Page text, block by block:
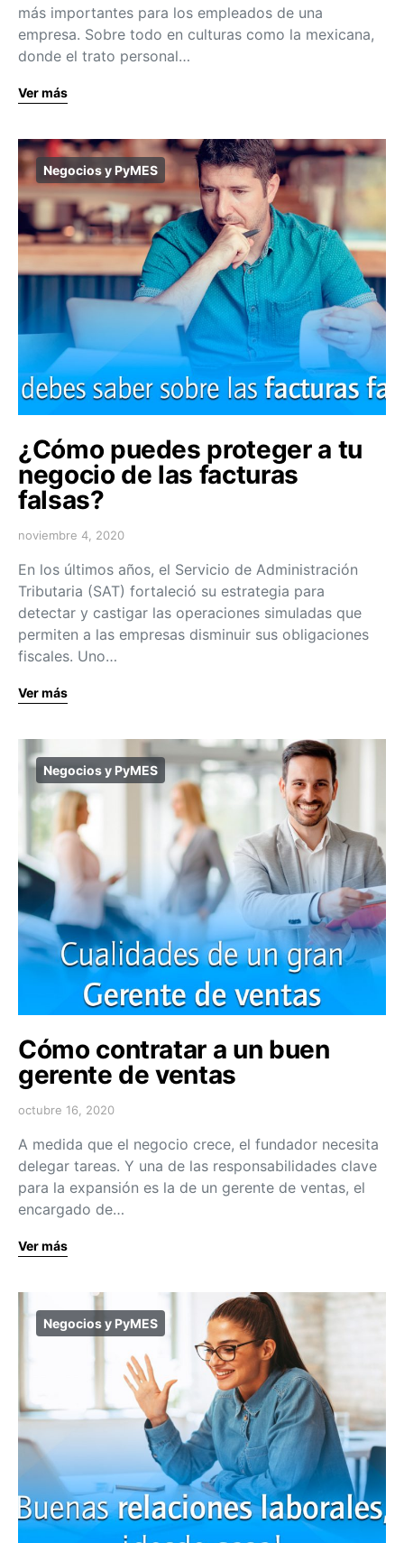
más importantes para los empleados de una
empresa. Sobre todo en culturas como la mexicana,
donde el trato personal…
Ver más
Negocios y PyMES
¿Cómo puedes proteger a tu
negocio de las facturas
falsas?
noviembre 4, 2020
En los últimos años, el Servicio de Administración
Tributaria (SAT) fortaleció su estrategia para
detectar y castigar las operaciones simuladas que
permiten a las empresas disminuir sus obligaciones
fiscales. Uno…
Ver más
Negocios y PyMES
Cómo contratar a un buen
gerente de ventas
octubre 16, 2020
A medida que el negocio crece, el fundador necesita
delegar tareas. Y una de las responsabilidades clave
para la expansión es la de un gerente de ventas, el
encargado de…
Ver más
Negocios y PyMES